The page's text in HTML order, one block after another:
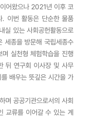
어왔으나 2021년 이후 코
. 이번 활동은 단순한 물품
실 있는 사회공헌활동으로
세종을 방문해 국립세종수
실천형 체험학습을 진행
뒤 연구회 이사장 및 사무
배우는 뜻깊은 시간을 가
며 공공기관으로서의 사회
교류를 이어갈 수 있는 계